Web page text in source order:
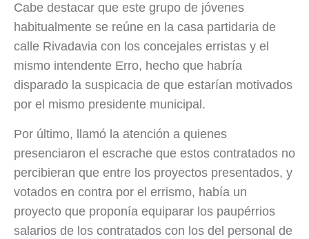
Cabe destacar que este grupo de jóvenes
habitualmente se reúne en la casa partidaria de
calle Rivadavia con los concejales erristas y el
mismo intendente Erro, hecho que habría
disparado la suspicacia de que estarían motivados
por el mismo presidente municipal.
Por último, llamó la atención a quienes
presenciaron el escrache que estos contratados no
percibieran que entre los proyectos presentados, y
votados en contra por el errismo, había un
proyecto que proponía equiparar los paupérrios
salarios de los contratados con los del personal de